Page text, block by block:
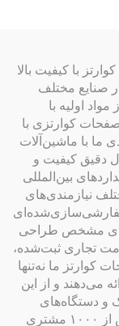
با کیفیت بالا
صنایع مختلف
اولیه با
کوارتزی با
ما با ماشین‌آلات
دقیق کیفیت و
بین‌المللی
نیازمندی‌های
سفارشی‌سازی‌شده‌ای
مشخص طراحی
بیش از ۴۰ اختراع ثبت‌شده و ۸ علامت تجاری ثبت‌شده،
کوارتز ما نه‌تنها
می‌دهند و از این
و دستگاه‌های
پزشکی ایده‌آل می‌باشند. ما با موفقیت با بیش از ۱۰۰۰ مشتری